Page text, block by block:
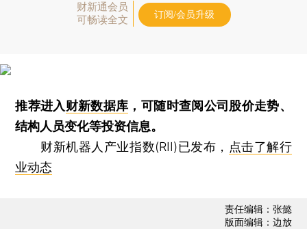
财新通会员
可畅读全文
订阅/会员升级
推荐进入财新数据库 ，可随时查阅公司股价走势、
结构人员变化等投资信息。
财新机器人产业指数(RII)已发布， 点击了解行
业动态
责任编辑：张懿
版面编辑：边放